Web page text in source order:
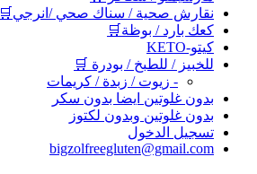
نقارش صحية / سناك صحي /انرجي🛒
كعك بارد / بوظة🛒
كيتو-KETO
للخبيز / للطبخ / بودرة 🛒
- زيوت / زبدة / كريمات
بدون غلوتين ايضا بدون سكر
بدون غلوتين وبدون لكتوز
تسجيل الدخول
bigzolfreegluten@gmail.com